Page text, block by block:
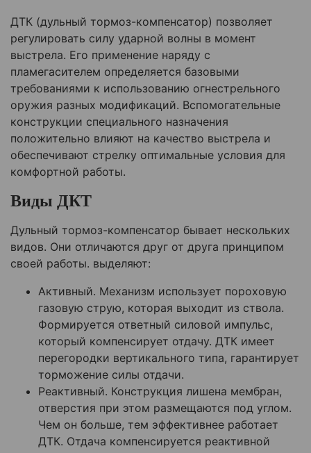
ДТК (дульный тормоз-компенсатор) позволяет
регулировать силу ударной волны в момент
выстрела. Его применение наряду с
пламегасителем определяется базовыми
требованиями к использованию огнестрельного
оружия разных модификаций. Вспомогательные
конструкции специального назначения
положительно влияют на качество выстрела и
обеспечивают стрелку оптимальные условия для
комфортной работы.
Виды ДКТ
Дульный тормоз-компенсатор бывает нескольких
видов. Они отличаются друг от друга принципом
своей работы. выделяют:
Активный. Механизм использует пороховую
газовую струю, которая выходит из ствола.
Формируется ответный силовой импульс,
который компенсирует отдачу. ДТК имеет
перегородки вертикального типа, гарантирует
торможение силы отдачи.
Реактивный. Конструкция лишена мембран,
отверстия при этом размещаются под углом.
Чем он больше, тем эффективнее работает
ДТК. Отдача компенсируется реактивной